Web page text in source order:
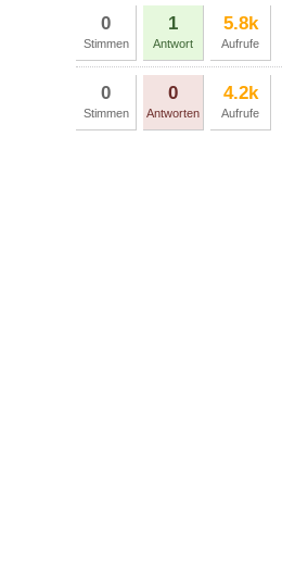
0
Stimmen
1
Antwort
5.8k
Aufrufe
0
Stimmen
0
Antworten
4.2k
Aufrufe